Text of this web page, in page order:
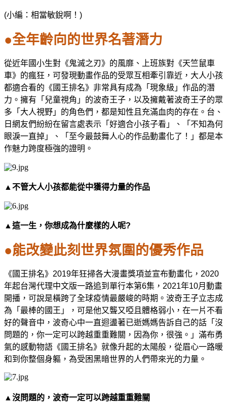
(小編：相當敏銳啊！ )
●全年齡向的世界名著潛力
從近年國小生對《鬼滅之刃》的風靡、上班族對《天竺鼠車
車》的瘋狂，可發現動畫作品的受眾互相牽引靠近，大人小孩
都適合看的《國王排名》非常具有成為「現象級」作品的潛
力。擁有「兒童視角」的波奇王子，以及擁戴著波奇王子的眾
多「大人視野」的角色們，都是知性且充滿血肉的存在。台、
日網友們紛紛在留言處表示「好適合小孩子看」、「不知為何
眼淚一直掉」、「至今最鼓舞人心的作品動畫化了！」都是本
作魅力跨度極強的證明。
▲不管大人小孩都能從中獲得力量的作品
▲這一生，你想成為什麼樣的人呢?
●能改變此刻世界氛圍的優秀作品
《國王排名》 2019年狂掃各大漫畫獎項並宣布動畫化， 2020
年起台灣代理中文版一路追到單行本第6集， 2021年10月動畫
開播，可說是橫跨了全球疫情最嚴峻的時期。波奇王子立志成
為「最棒的國王」，可是他又聾又啞且體格弱小，在一片不看
好的聲音中，波奇心中一直迴盪著已逝媽媽告訴自己的話「沒
問題的，你一定可以跨越重重難關，因為你，很強。」滿布勇
氣的感動物語《國王排名》就像升起的太陽般，從眉心一路暖
和到你整個身軀，為受困黑暗世界的人們帶來光的力量。
▲沒問題的，波奇一定可以跨越重重難關